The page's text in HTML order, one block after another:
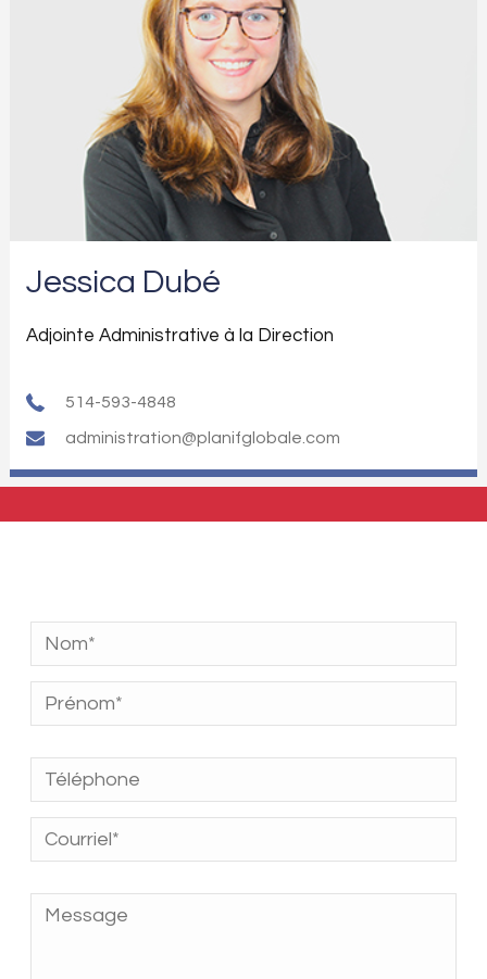
Jessica Dubé
Adjointe Administrative à la Direction
514-593-4848
administration@planifglobale.com